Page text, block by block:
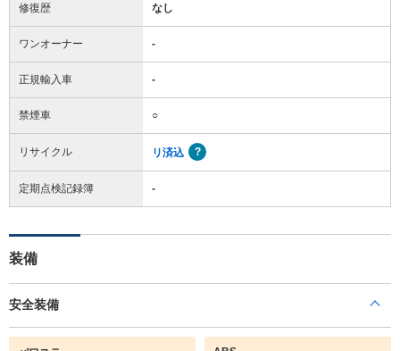
修復歴 なし
ワンオーナー -
正規輸入車 -
禁煙車 ○
リサイクル リ済込
定期点検記録簿 -
装備
安全装備